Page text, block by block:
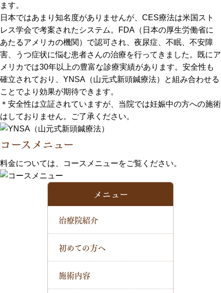
ます。
日本ではあまり知名度がありませんが、CES療法は米国スト
レス学会で考案されたシステム。FDA（日本の厚生労働省に
あたるアメリカの機関）で認可され、夜尿症、不眠、不安障
害、うつ症状に悩む患者さんの治療を行ってきました。既にア
メリカでは30年以上の豊富な診療実績があります。安全性も
確立されており、YNSA（山元式新頭鍼療法）と組み合わせる
ことでより効果が期待できます。
＊安全性は立証されていますが、当院では妊娠中の方への施術
はしておりません。ご了承ください。
コースメニュー
料金については、コースメニューをご覧ください。
メニュー
治療院紹介
初めての方へ
施術内容